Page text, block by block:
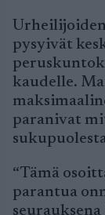
pysyivät
kaudelle.
paranivat
“Tämä
parantua